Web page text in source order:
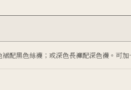
配黑色絲襪；或深色長褲配深色襪。可加